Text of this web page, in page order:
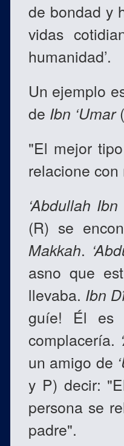
de bondad y
vidas
humanidad’.
Un ejemplo
de Ibn ‘Umar
"El mejor
relacione
‘Abdullah
(R) se
Makkah.
asno que
llevaba. Ibn
guíe! Él es
complacería.
un amigo de
y P) decir:
persona se
padre".